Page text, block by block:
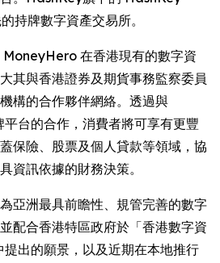
持牌數字資產交易所。
在香港現有的數字資
其與香港證券及期貨事務監察委員
構的合作夥伴網絡。透過與
台的合作，消費者將可享有更豐
保險、股票及個人貸款等領域，協
資訊依據的財務決策。
亞洲最具前瞻性、規管完善的數字
配合香港特區政府於「香港數字資
出的願景，以及近期在本地推行